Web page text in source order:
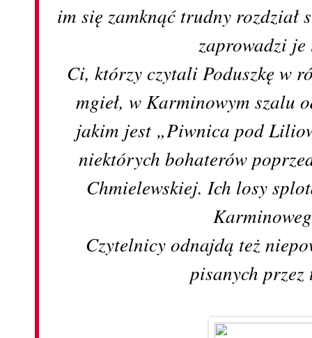
im się zamknąć trudny rozdział
zaprowadzi
Ci, którzy czytali Poduszkę w
mgieł, w Karminowym szalu
jakim jest „Piwnica pod
niektórych bohaterów
Chmielewskiej. Ich losy
Czytelnicy odnajdą też
pisanych